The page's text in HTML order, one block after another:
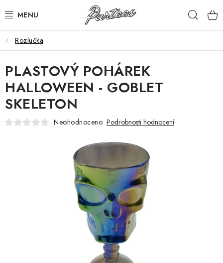
na
ROZLUČKA
NAROZENINY
NA MÍRU
DÁRKY
Moje objednávka
Výměna / vrácení zboží
Potisk textilu
Rozlučka
PLASTOVÝ POHÁREK
HALLOWEEN - GOBLET
SKELETON
Neohodnoceno Podrobnosti hodnocení